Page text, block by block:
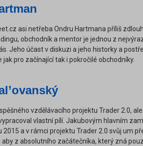
asi netřeba Ondru Hartmana příliš
obchodník a mentor je jednou z
Jeho účast v diskuzi a jeho historky a
jak pro začínající tak i pokročilé obchodníky.
vzdělávacího projektu Trader 2.0,
vlastní pílí. Jakubovým hlavním
2015 a v rámci projektu Trader 2.0 svůj um
aby z absolutního začátečníka, který zná